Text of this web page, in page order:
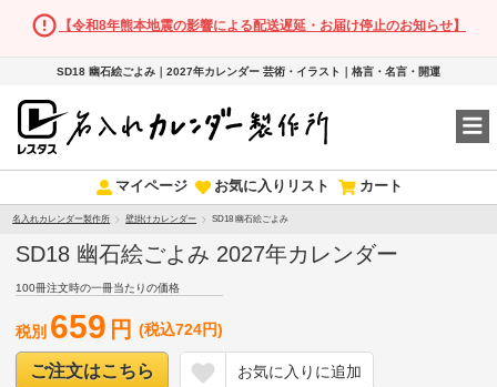
【令和8年熊本地震の影響による配送遅延・お届け停止のお知らせ】
SD18 幽石絵ごよみ｜2027年カレンダー 芸術・イラスト｜格言・名言・開運
マイページ お気に入りリスト カート
名入れカレンダー製作所 壁掛けカレンダー SD18 幽石絵ごよみ
SD18 幽石絵ごよみ 2027年カレンダー
100冊注文時の一冊当たりの価格
税別 659 円 (税込724円)
ご注文はこちら お気に入りに追加